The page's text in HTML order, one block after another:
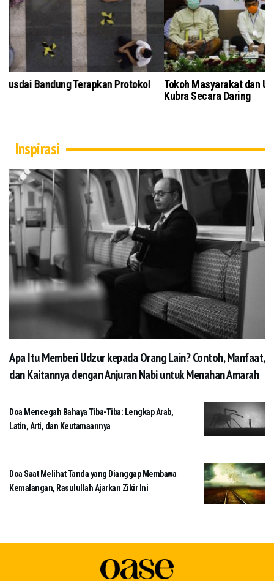
Salat Jumat di Masjid Pusdai Bandung Terapkan Protokol
Inspirasi
Apa Itu Memberi Udzur kepada Orang Lain? Contoh, Manfaat,
dan Kaitannya dengan Anjuran Nabi untuk Menahan Amarah
Doa Mencegah Bahaya Tiba-Tiba: Lengkap Arab,
Latin, Arti, dan Keutamaannya
Doa Saat Melihat Tanda yang Dianggap Membawa
Kemalangan, Rasulullah Ajarkan Zikir Ini